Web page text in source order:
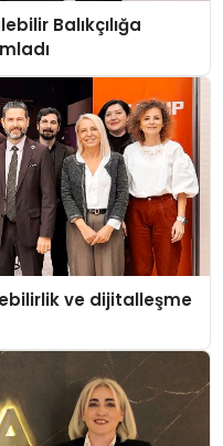
Balıkçılığa
ve dijitalleşme